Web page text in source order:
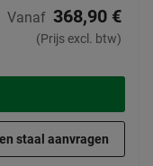
Vanaf 368,90 €
(Prijs excl. btw)
staal aanvragen